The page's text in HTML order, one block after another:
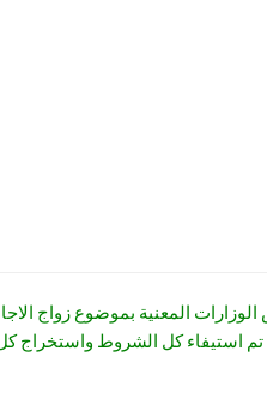
المعنية بموضوع زواج
تم استيفاء كل الشروط واستخراج